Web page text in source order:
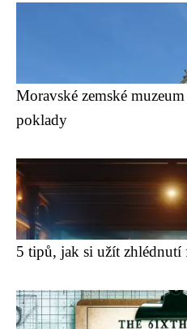
Moravské zemské
poklady
5 tipů, jak si užít